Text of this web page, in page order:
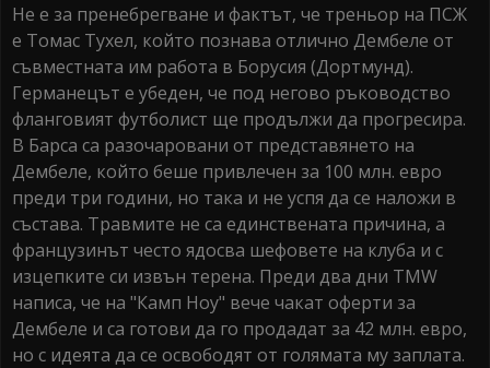
Не е за пренебрегване и фактът, че треньор на ПСЖ
е Томас Тухел, който познава отлично Дембеле от
съвместната им работа в Борусия (Дортмунд).
Германецът е убеден, че под негово ръководство
фланговият футболист ще продължи да прогресира.
В Барса са разочаровани от представянето на
Дембеле, който беше привлечен за 100 млн. евро
преди три години, но така и не успя да се наложи в
състава. Травмите не са единствената причина, а
французинът често ядосва шефовете на клуба и с
изцепките си извън терена. Преди два дни TMW
написа, че на "Камп Ноу" вече чакат оферти за
Дембеле и са готови да го продадат за 42 млн. евро,
но с идеята да се освободят от голямата му заплата.